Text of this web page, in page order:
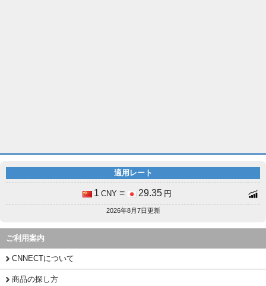
適用レート
1 CNY = 29.35 円
2026年8月7日更新
ご利用案内
CNNECTについて
商品の探し方